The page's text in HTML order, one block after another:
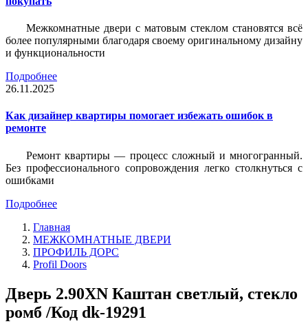
Межкомнатные двери с матовым стеклом становятся всё
более популярными благодаря своему оригинальному дизайну
и функциональности
Подробнее
26.11.2025
Как дизайнер квартиры помогает избежать ошибок в
ремонте
Ремонт квартиры — процесс сложный и многогранный.
Без профессионального сопровождения легко столкнуться с
ошибками
Подробнее
Главная
МЕЖКОМНАТНЫЕ ДВЕРИ
ПРОФИЛЬ ДОРС
Profil Doors
Дверь 2.90ХN Каштан светлый, стекло
ромб /Код dk-19291